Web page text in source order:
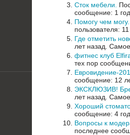
Сток мебели.
сообщение: 1
Помогу чем
пользователя:
Где отметить
лет назад.
фитнес клуб
тех пор
Евровидение-
сообщение: 12
ЭКСКЛЮЗИВ!
лет назад.
Хороший
сообщение: 4
Вопросы к
последнее